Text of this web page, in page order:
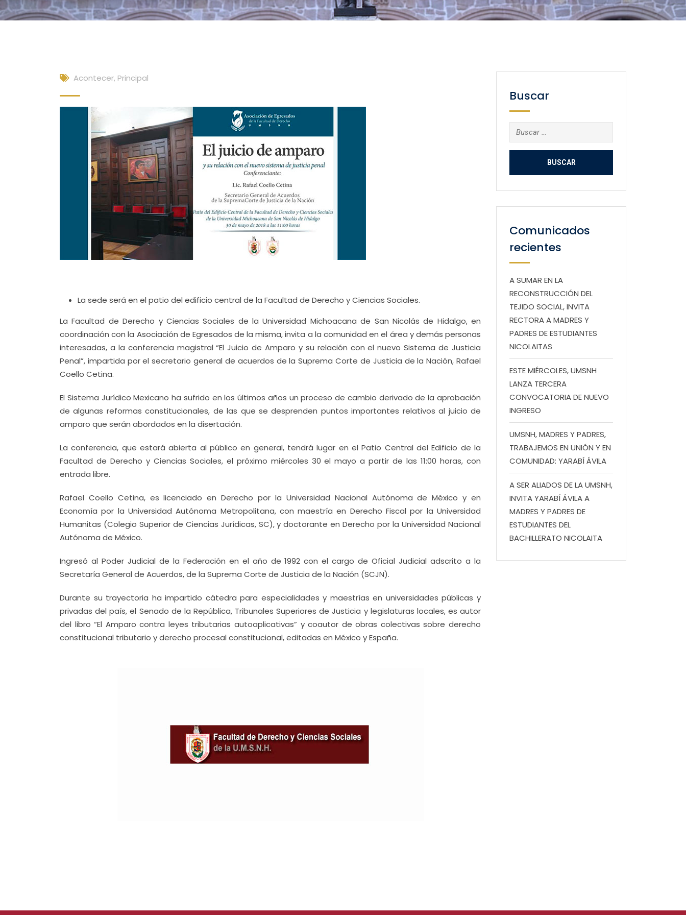
Acontecer, Principal
La sede será en el patio del edificio central de la Facultad de Derecho y Ciencias Sociales.
La Facultad de Derecho y Ciencias Sociales de la Universidad Michoacana de San Nicolás de Hidalgo, en
coordinación con la Asociación de Egresados de la misma, invita a la comunidad en el área y demás personas
interesadas, a la conferencia magistral “El Juicio de Amparo y su relación con el nuevo Sistema de Justicia
Penal”, impartida por el secretario general de acuerdos de la Suprema Corte de Justicia de la Nación, Rafael
Coello Cetina.
El Sistema Jurídico Mexicano ha sufrido en los últimos años un proceso de cambio derivado de la aprobación
de algunas reformas constitucionales, de las que se desprenden puntos importantes relativos al juicio de
amparo que serán abordados en la disertación.
La conferencia, que estará abierta al público en general, tendrá lugar en el Patio Central del Edificio de la
Facultad de Derecho y Ciencias Sociales, el próximo miércoles 30 el mayo a partir de las 11:00 horas, con
entrada libre.
Rafael Coello Cetina, es licenciado en Derecho por la Universidad Nacional Autónoma de México y en
Economía por la Universidad Autónoma Metropolitana, con maestría en Derecho Fiscal por la Universidad
Humanitas (Colegio Superior de Ciencias Jurídicas, SC), y doctorante en Derecho por la Universidad Nacional
Autónoma de México.
Ingresó al Poder Judicial de la Federación en el año de 1992 con el cargo de Oficial Judicial adscrito a la
Secretaría General de Acuerdos, de la Suprema Corte de Justicia de la Nación (SCJN).
Durante su trayectoria ha impartido cátedra para especialidades y maestrías en universidades públicas y
privadas del país, el Senado de la República, Tribunales Superiores de Justicia y legislaturas locales, es autor
del libro “El Amparo contra leyes tributarias autoaplicativas” y coautor de obras colectivas sobre derecho
constitucional tributario y derecho procesal constitucional, editadas en México y España.
Buscar
Buscar:
Comunicados
recientes
A SUMAR EN LA
RECONSTRUCCIÓN DEL
TEJIDO SOCIAL, INVITA
RECTORA A MADRES Y
PADRES DE ESTUDIANTES
NICOLAITAS
ESTE MIÉRCOLES, UMSNH
LANZA TERCERA
CONVOCATORIA DE NUEVO
INGRESO
UMSNH, MADRES Y PADRES,
TRABAJEMOS EN UNIÓN Y EN
COMUNIDAD: YARABÍ ÁVILA
A SER ALIADOS DE LA UMSNH,
INVITA YARABÍ ÁVILA A
MADRES Y PADRES DE
ESTUDIANTES DEL
BACHILLERATO NICOLAITA